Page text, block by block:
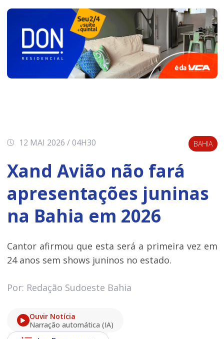
12 MAI 2026 / 04H30 BAHIA
Xand Avião não fará
apresentações juninas
na Bahia em 2026
Cantor afirmou que esta será a primeira vez em
24 anos sem shows juninos no estado.
Por: Redação Sudoeste Bahia
Ouvir Notícia
Narração automática (IA)